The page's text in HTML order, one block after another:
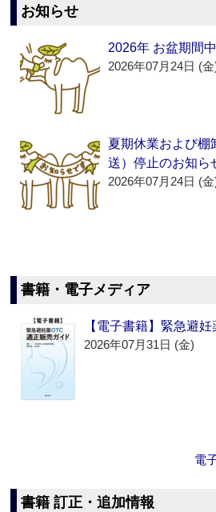
お知らせ
2026年 お盆期間
2026年07月24日 (金
夏期休業および棚
送）停止のお知ら
2026年07月24日 (金
書籍・電子メディア
【電子書籍】緊急避
2026年07月31日 (金)
電
書籍 訂正・追加情報